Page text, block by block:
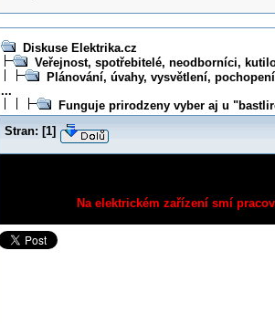
Diskuse Elektrika.cz
Veřejnost, spotřebitelé, neodborníci,
Plánování, úvahy, vysvětlení,
...
Funguje prirodzeny vyber aj u
Stran: [1]
Na elektrickém zařízení smí